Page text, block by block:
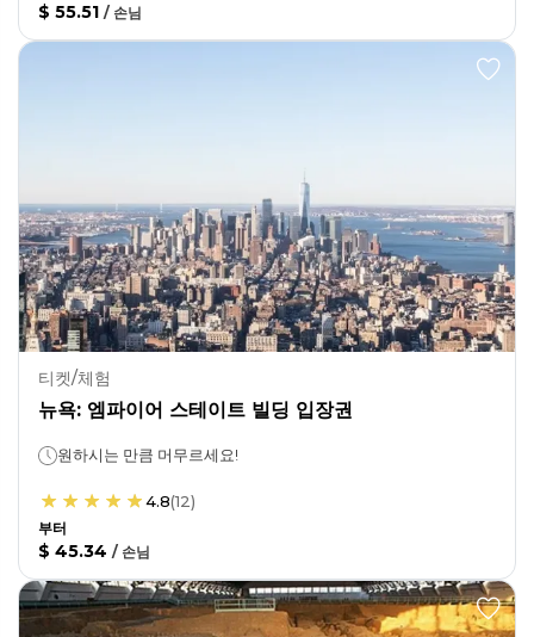
$ 55.51 / 손님
티켓/체험
뉴욕: 엠파이어 스테이트 빌딩 입장권
원하시는 만큼 머무르세요!
4.8(12)
부터
$ 45.34 / 손님